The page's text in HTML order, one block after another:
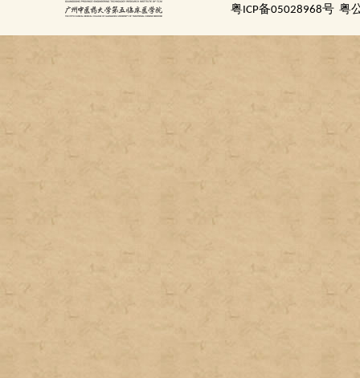
粤ICP备05028968号 粤